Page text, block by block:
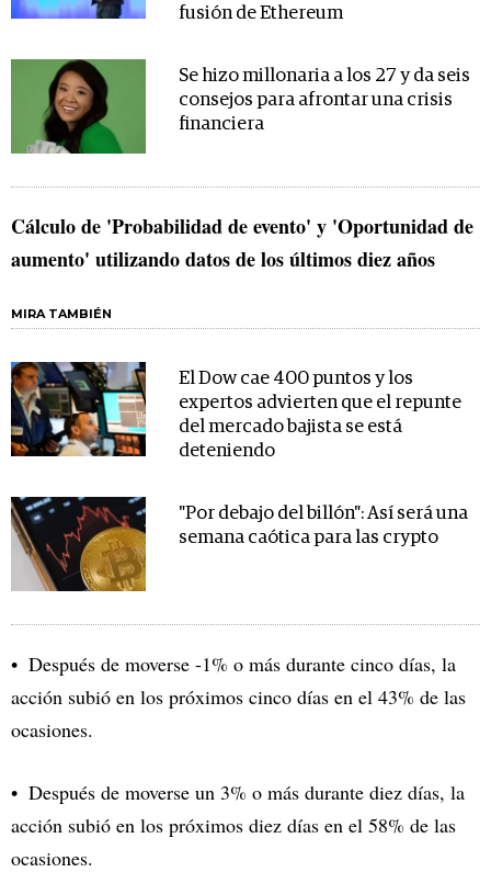
fusión de Ethereum
Se hizo millonaria a los 27 y da seis
consejos para afrontar una crisis
financiera
Cálculo de 'Probabilidad de evento' y 'Oportunidad de
aumento' utilizando datos de los últimos diez años
MIRA TAMBIÉN
El Dow cae 400 puntos y los
expertos advierten que el repunte
del mercado bajista se está
deteniendo
"Por debajo del billón": Así será una
semana caótica para las crypto
Después de moverse -1% o más durante cinco días, la
acción subió en los próximos cinco días en el 43% de las
ocasiones.
Después de moverse un 3% o más durante diez días, la
acción subió en los próximos diez días en el 58% de las
ocasiones.